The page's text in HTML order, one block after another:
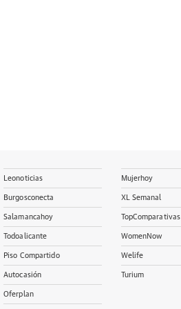
Leonoticias
Burgosconecta
Salamancahoy
Todoalicante
Piso Compartido
Autocasión
Oferplan
Mujerhoy
XL Semanal
TopComparativas
WomenNow
Welife
Turium